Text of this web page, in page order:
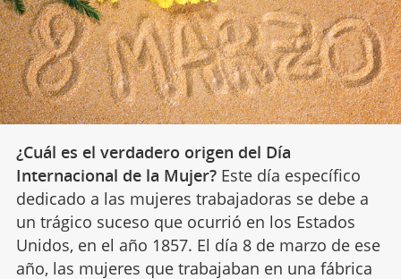
¿Cuál es el verdadero origen del Día
Internacional de la Mujer? Este día específico
dedicado a las mujeres trabajadoras se debe a
un trágico suceso que ocurrió en los Estados
Unidos, en el año 1857. El día 8 de marzo de ese
año, las mujeres que trabajaban en una fábrica